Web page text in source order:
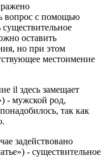
вопрос с помощью
оставить
но при этом
местоимение
il здесь замещает
- мужской род,
так как
задействовано
- существительное